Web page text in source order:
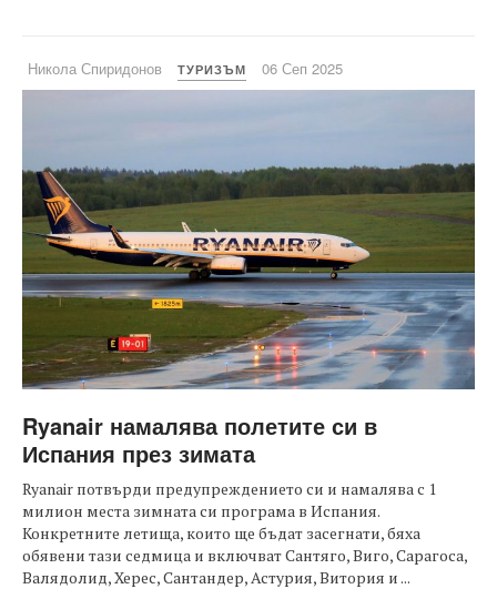
Никола Спиридонов ТУРИЗЪМ 06 Сеп 2025
Ryanair намалява полетите си в
Испания през зимата
Ryanair потвърди предупреждението си и намалява с 1
милион места зимната си програма в Испания.
Конкретните летища, които ще бъдат засегнати, бяха
обявени тази седмица и включват Сантяго, Виго, Сарагоса,
Валядолид, Херес, Сантандер, Астурия, Витория и ...